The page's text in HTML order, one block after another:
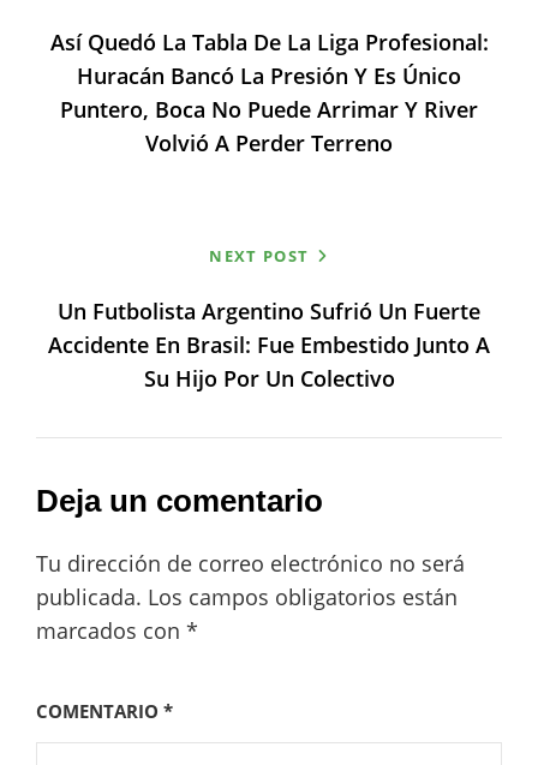
entradas
Así Quedó La Tabla De La Liga Profesional:
Huracán Bancó La Presión Y Es Único
Puntero, Boca No Puede Arrimar Y River
Volvió A Perder Terreno
NEXT POST
Un Futbolista Argentino Sufrió Un Fuerte
Accidente En Brasil: Fue Embestido Junto A
Su Hijo Por Un Colectivo
Deja un comentario
Tu dirección de correo electrónico no será
publicada. Los campos obligatorios están
marcados con *
COMENTARIO *